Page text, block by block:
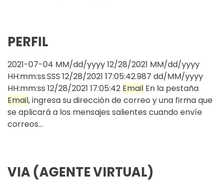
PERFIL
2021-07-04 MM/dd/yyyy 12/28/2021 MM/dd/yyyy
HH:mm:ss.SSS 12/28/2021 17:05:42.987 dd/MM/yyyy
HH:mm:ss 12/28/2021 17:05:42 Email En la pestaña
Email, ingresa su dirección de correo y una firma que
se aplicará a los mensajes salientes cuando envíe
correos...
VIA (AGENTE VIRTUAL)